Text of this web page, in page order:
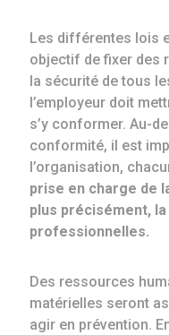
Les différentes lois
objectif de fixer des
la sécurité de tous
l’employeur doit
s’y conformer. Au-
conformité, il est
l’organisation,
prise en charge de
plus précisément,
professionnelles.
Des ressources
matérielles seront
agir en prévention.